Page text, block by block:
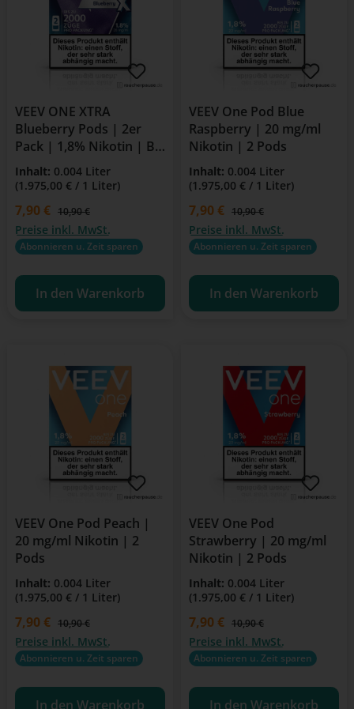
VEEV ONE XTRA
Blueberry Pods | 2er
Pack | 1,8% Nikotin | Bis
zu 2000 Züge
Inhalt: 0.004 Liter
(1.975,00 € / 1 Liter)
Verkaufspreis:
7,90 € Regulärer Preis:
10,90 €
Preise inkl. MwSt.
Abonnieren u. Zeit sparen
In den Warenkorb
VEEV One Pod Blue
Raspberry | 20 mg/ml
Nikotin | 2 Pods
Inhalt: 0.004 Liter
(1.975,00 € / 1 Liter)
Verkaufspreis:
7,90 € Regulärer Preis:
10,90 €
Preise inkl. MwSt.
Abonnieren u. Zeit sparen
In den Warenkorb
VEEV One Pod Peach |
20 mg/ml Nikotin | 2
Pods
Inhalt: 0.004 Liter
(1.975,00 € / 1 Liter)
Verkaufspreis:
7,90 € Regulärer Preis:
10,90 €
Preise inkl. MwSt.
Abonnieren u. Zeit sparen
In den Warenkorb
VEEV One Pod
Strawberry | 20 mg/ml
Nikotin | 2 Pods
Inhalt: 0.004 Liter
(1.975,00 € / 1 Liter)
Verkaufspreis:
7,90 € Regulärer Preis:
10,90 €
Preise inkl. MwSt.
Abonnieren u. Zeit sparen
In den Warenkorb